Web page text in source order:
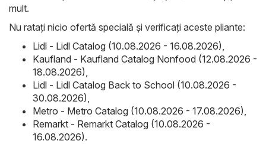
mult.
Nu ratați nicio ofertă specială și verificați aceste pliante:
Lidl - Lidl Catalog (10.08.2026 - 16.08.2026),
Kaufland - Kaufland Catalog Nonfood (12.08.2026 -
18.08.2026),
Lidl - Lidl Catalog Back to School (10.08.2026 -
30.08.2026),
Metro - Metro Catalog (10.08.2026 - 17.08.2026),
Remarkt - Remarkt Catalog (10.08.2026 -
16.08.2026).